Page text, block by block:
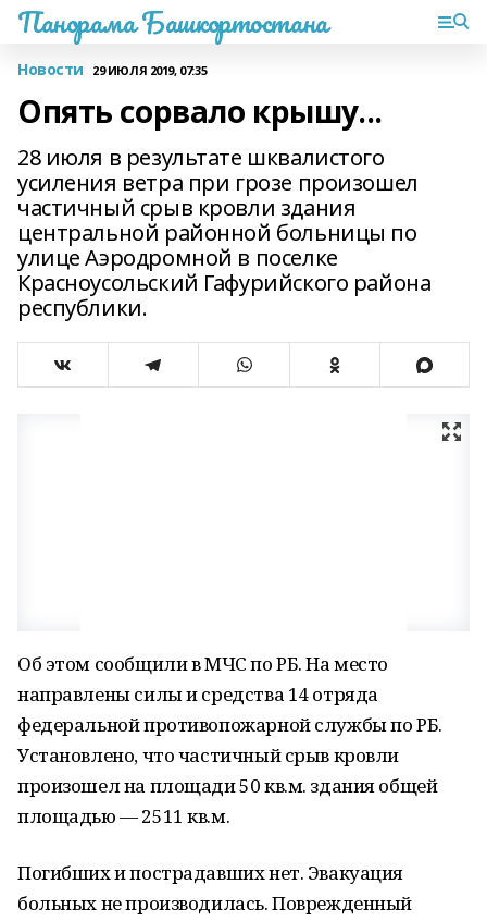
Панорама Башкортостана
Новости 29 ИЮЛЯ 2019, 07:35
Опять сорвало крышу...
28 июля в результате шквалистого
усиления ветра при грозе произошел
частичный срыв кровли здания
центральной районной больницы по
улице Аэродромной в поселке
Красноусольский Гафурийского района
республики.
Об этом сообщили в МЧС по РБ. На место
направлены силы и средства 14 отряда
федеральной противопожарной службы по РБ.
Установлено, что частичный срыв кровли
произошел на площади 50 кв.м. здания общей
площадью — 2511 кв.м.
Погибших и пострадавших нет. Эвакуация
больных не производилась. Поврежденный